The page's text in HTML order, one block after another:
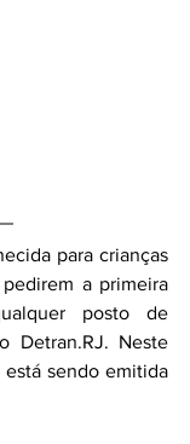
para crianças
a primeira
posto de
Detran.RJ. Neste
sendo emitida